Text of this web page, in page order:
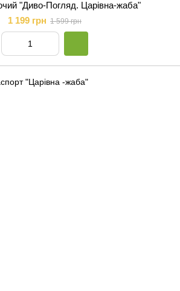
"Диво-Погляд. Царівна-жаба"
1 199 грн 1 599 грн